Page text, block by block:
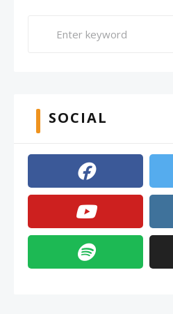
SOCIAL